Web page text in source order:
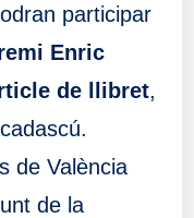
participar
Enric
de llibret,
de València
de la